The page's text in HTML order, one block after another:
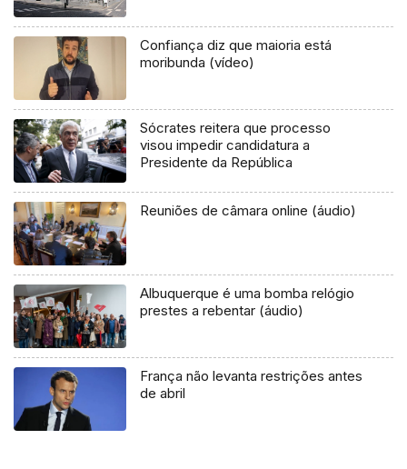
Confiança diz que maioria está
moribunda (vídeo)
Sócrates reitera que processo
visou impedir candidatura a
Presidente da República
Reuniões de câmara online (áudio)
Albuquerque é uma bomba relógio
prestes a rebentar (áudio)
França não levanta restrições antes
de abril